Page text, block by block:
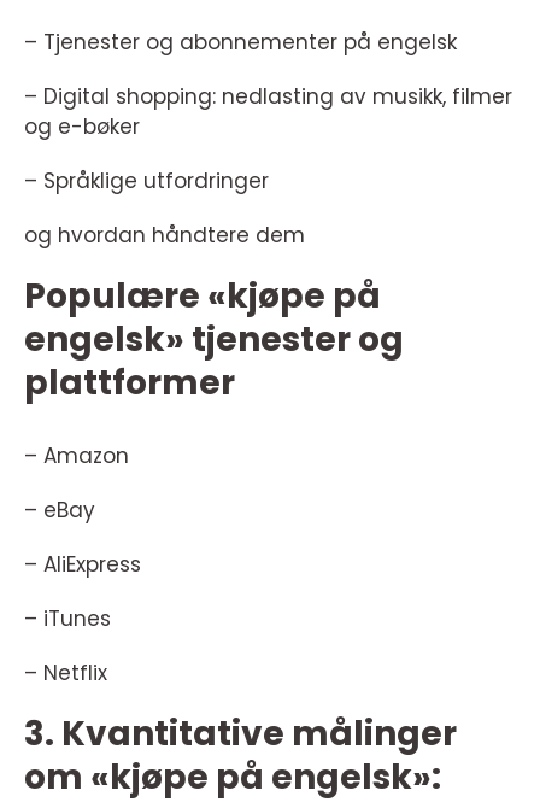
– Tjenester og abonnementer på engelsk
– Digital shopping: nedlasting av musikk, filmer
og e-bøker
– Språklige utfordringer
og hvordan håndtere dem
Populære «kjøpe på
engelsk» tjenester og
plattformer
– Amazon
– eBay
– AliExpress
– iTunes
– Netflix
3. Kvantitative målinger
om «kjøpe på engelsk»: